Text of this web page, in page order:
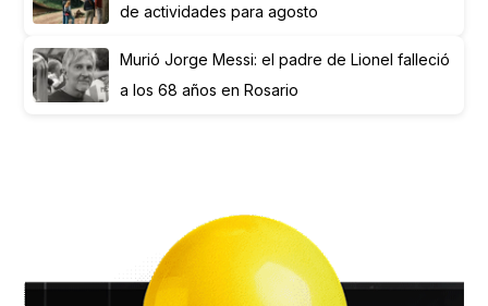
de actividades para agosto
Murió Jorge Messi: el padre de Lionel falleció
a los 68 años en Rosario